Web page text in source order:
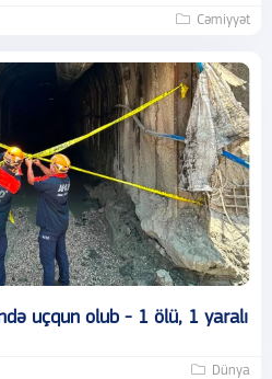
Cəmiyyət
uçqun olub - 1 ölü, 1 yaralı
Dünya